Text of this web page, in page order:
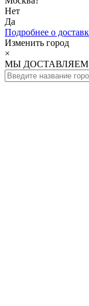
Нет
Да
Подробнее о
Изменить город
×
МЫ